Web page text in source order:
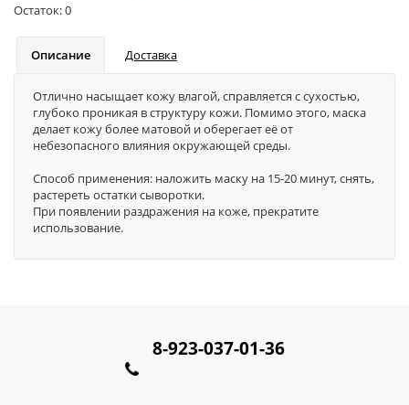
Остаток:0
Описание Доставка
Отлично насыщает кожу влагой, справляется с сухостью,
глубоко проникая в структуру кожи. Помимо этого, маска
делает кожу более матовой и оберегает её от
небезопасного влияния окружающей среды.
Способ применения: наложить маску на 15-20 минут, снять,
растереть остатки сыворотки.
При появлении раздражения на коже, прекратите
использование.
8-923-037-01-36